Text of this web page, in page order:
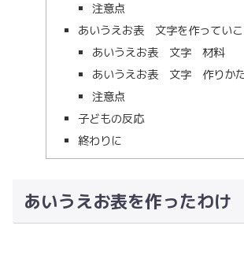
注意点
あいうえお表 文字を作っていこ
あいうえお表 文字 材料
あいうえお表 文字 作りか
注意点
子どもの反応
終わりに
あいうえお表を作ったわけ